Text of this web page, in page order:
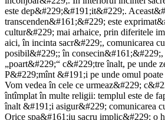
este dep&#229;&#191;it&#229;.
transcenden&#161;&#229; este
cultur&#229; mai arhaice, prin diferitele
aici, în incinta sacr&#229;, comunicarea
posibil&#229;; în consecin&#161;&#229;,
„poart&#229;“ c&#229;tre înalt, pe unde
P&#229;mînt &#191;i pe unde omul
Vom vedea în cele ce urmeaz&#229;
întîmplat în multe religii: templul este de
înalt &#191;i asigur&#229; comunicarea
Orice spa&#161;iu sacru implic&#229; o